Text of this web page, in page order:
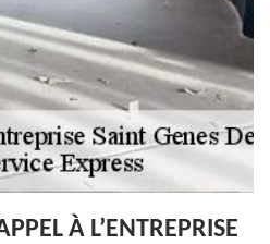
À L’ENTREPRISE